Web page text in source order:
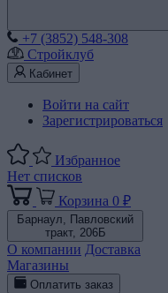
+7 (3852) 548-308
Стройклуб
Кабинет
Войти на сайт
Зарегистрироваться
Избранное
Нет списков
Корзина 0 ₽
Барнаул, Павловский
тракт, 206Б
О компании Доставка
Магазины
Оплатить заказ